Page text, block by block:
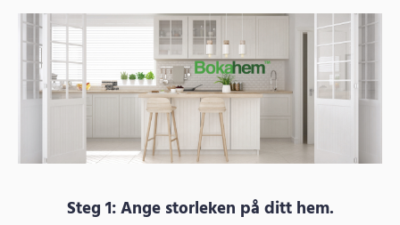
Steg 1: Ange storleken på ditt hem.